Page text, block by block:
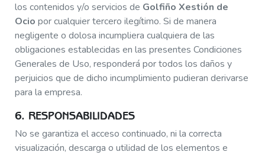
los contenidos y/o servicios de Golfiño Xestión de
Ocio por cualquier tercero ilegítimo. Si de manera
negligente o dolosa incumpliera cualquiera de las
obligaciones establecidas en las presentes Condiciones
Generales de Uso, responderá por todos los daños y
perjuicios que de dicho incumplimiento pudieran derivarse
para la empresa.
6. RESPONSABILIDADES
No se garantiza el acceso continuado, ni la correcta
visualización, descarga o utilidad de los elementos e